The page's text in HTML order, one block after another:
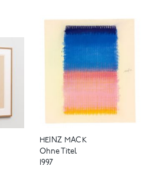
HEINZ MACK
Ohne Titel
1997